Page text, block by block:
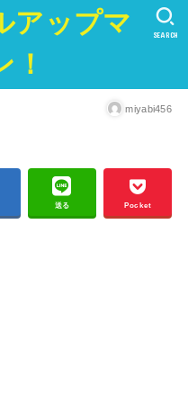
アップマ
！
SEARCH
miyabi456
送る Pocket